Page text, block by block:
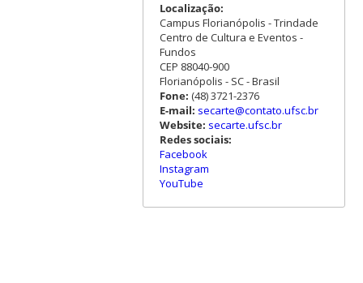
Localização:
Campus Florianópolis - Trindade
Centro de Cultura e Eventos -
Fundos
CEP 88040-900
Florianópolis - SC - Brasil
Fone: (48) 3721-2376
E-mail: secarte@contato.ufsc.br
Website: secarte.ufsc.br
Redes sociais:
Facebook
Instagram
YouTube